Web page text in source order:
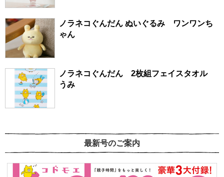
ノラネコぐんだん ぬいぐるみ ワンワンち
ゃん
ノラネコぐんだん 2枚組フェイスタオル
うみ
最新号のご案内